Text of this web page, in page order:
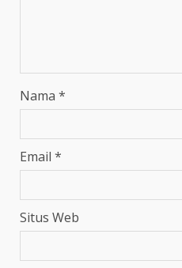
Nama *
Email *
Situs Web